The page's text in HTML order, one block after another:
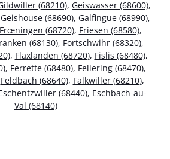
(68210), Geiswasser (68600),
Geishouse (68690), Galfingue (68990),
Frœningen (68720), Friesen (68580),
(68130), Fortschwihr (68320),
, Flaxlanden (68720), Fislis (68480),
, Ferrette (68480), Fellering (68470),
Feldbach (68640), Falkwiller (68210),
(68440), Eschbach-au-
Val (68140)